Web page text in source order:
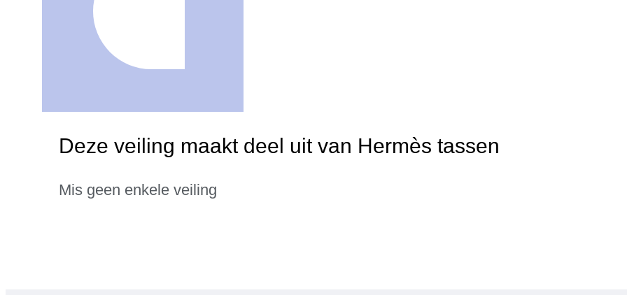
Deze veiling maakt deel uit van Hermès tassen
Mis geen enkele veiling